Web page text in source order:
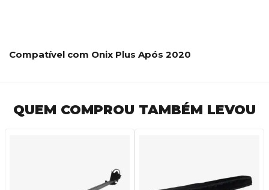
Compatível com Onix Plus Após 2020
QUEM COMPROU TAMBÉM LEVOU